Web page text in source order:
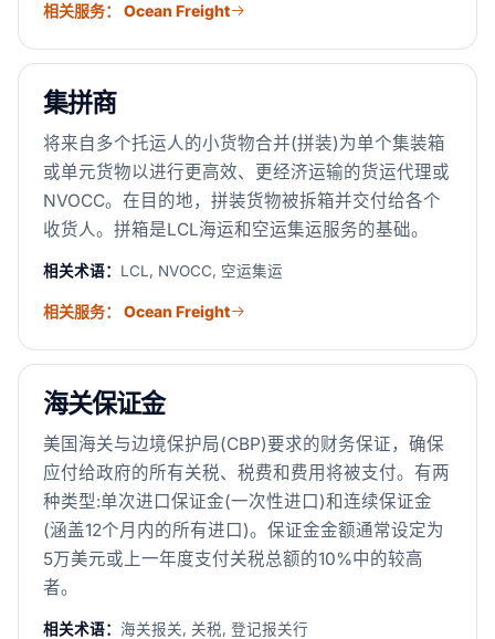
相关服务： Ocean Freight
集拼商
将来自多个托运人的小货物合并(拼装)为单个集装箱
或单元货物以进行更高效、更经济运输的货运代理或
NVOCC。在目的地，拼装货物被拆箱并交付给各个
收货人。拼箱是LCL海运和空运集运服务的基础。
相关术语： LCL, NVOCC, 空运集运
相关服务： Ocean Freight
海关保证金
美国海关与边境保护局(CBP)要求的财务保证，确保
应付给政府的所有关税、税费和费用将被支付。有两
种类型:单次进口保证金(一次性进口)和连续保证金
(涵盖12个月内的所有进口)。保证金金额通常设定为
5万美元或上一年度支付关税总额的10%中的较高
者。
相关术语： 海关报关, 关税, 登记报关行